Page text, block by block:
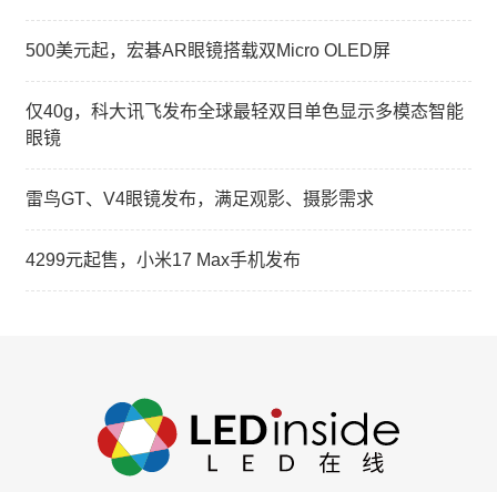
500美元起，宏碁AR眼镜搭载双Micro OLED屏
仅40g，科大讯飞发布全球最轻双目单色显示多模态智能
眼镜
雷鸟GT、V4眼镜发布，满足观影、摄影需求
4299元起售，小米17 Max手机发布